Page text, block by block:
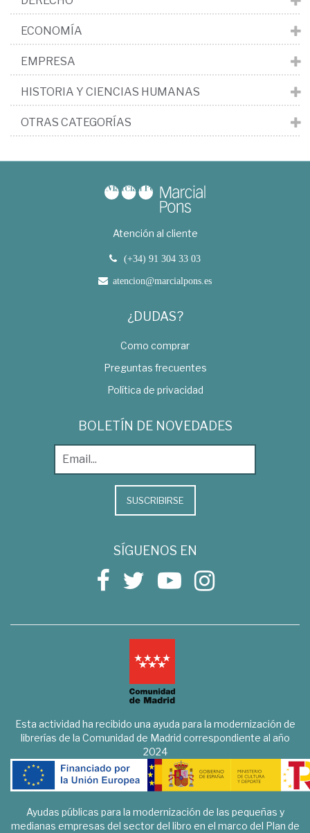
ECONOMÍA
EMPRESA
HISTORIA Y CIENCIAS HUMANAS
OTRAS CATEGORÍAS
Atención al cliente
(+34) 91 304 33 03
atencion@marcialpons.es
¿DUDAS?
Como comprar
Preguntas frecuentes
Política de privacidad
BOLETÍN DE NOVEDADES
SUSCRIBIRSE
SÍGUENOS EN
Esta actividad ha recibido una ayuda para la modernización de
librerías de la Comunidad de Madrid correspondiente al año
2024
Ayudas públicas para la modernización de las pequeñas y
medianas empresas del sector del libro en el marco del Plan de